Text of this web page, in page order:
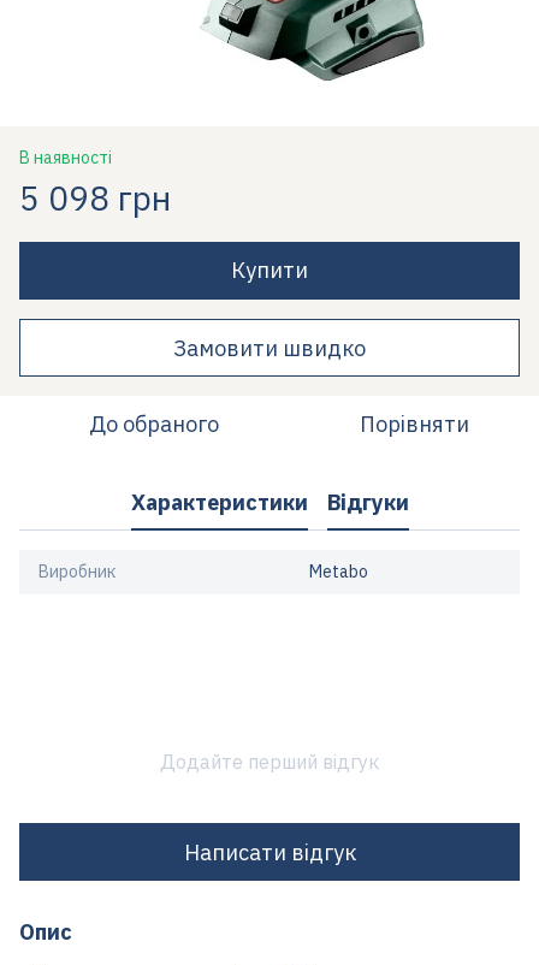
В наявності
5 098 грн
Купити
Замовити швидко
До обраного Порівняти
Характеристики Відгуки
Виробник Metabo
Додайте перший відгук
Написати відгук
Опис